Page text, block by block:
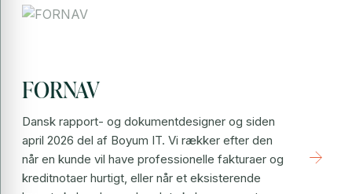
FORNAV
Dansk rapport- og dokumentdesigner og siden
april 2026 del af Boyum IT. Vi rækker efter den
når en kunde vil have professionelle fakturaer og
kreditnotaer hurtigt, eller når et eksisterende
arrow_forward